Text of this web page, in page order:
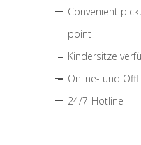
Convenient
point
Kindersitze
Online- und
24/7-Hotline